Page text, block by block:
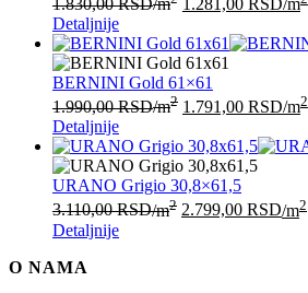
Detaljnije
BERNINI Gold 61×61
1.990,00RSD/m2 1.791,00 RSD/m2
Detaljnije
URANO Grigio 30,8×61,5
3.110,00RSD/m2 2.799,00 RSD/m2
Detaljnije
O NAMA